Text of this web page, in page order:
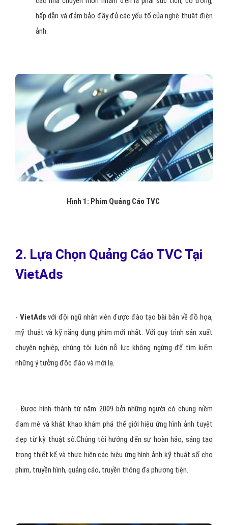
hấp dẫn và đảm bảo đầy đủ các yếu tố của nghệ thuật điện
ảnh.
Hình 1: Phim Quảng Cáo TVC
2. Lựa Chọn Quảng Cáo TVC Tại
VietAds
- VietAds với đội ngũ nhân viên được đào tạo bài bản về đồ họa,
mỹ thuật và kỹ năng dụng phim mới nhất. Với quy trình sản xuất
chuyên nghiệp, chúng tôi luôn nỗ lực không ngừng để tìm kiếm
những ý tưởng độc đáo và mới lạ.
- Được hình thành từ năm 2009 bởi những người có chung niềm
đam mê và khát khao khám phá thế giới hiệu ứng hình ảnh tuyệt
đẹp từ kỹ thuật số.Chúng tôi hướng đến sự hoàn hảo, sáng tạo
trong thiết kế và thực hiện các hiệu ứng hình ảnh kỹ thuật số cho
phim, truyền hình, quảng cáo, truyền thông đa phương tiện.